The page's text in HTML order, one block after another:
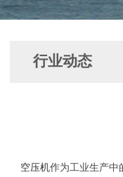
行业动态
空压机作为工业生产中